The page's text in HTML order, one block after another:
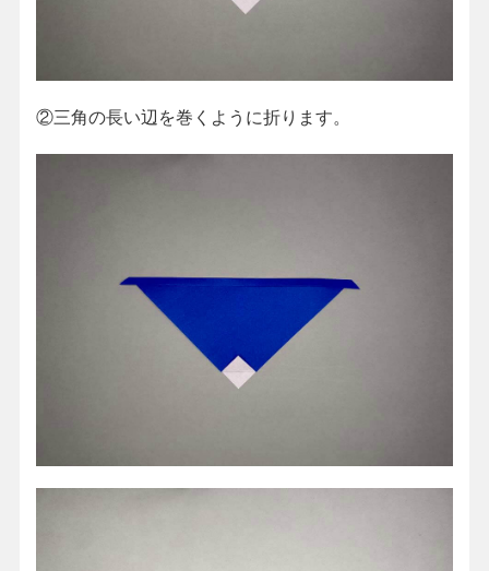
②三角の長い辺を巻くように折ります。